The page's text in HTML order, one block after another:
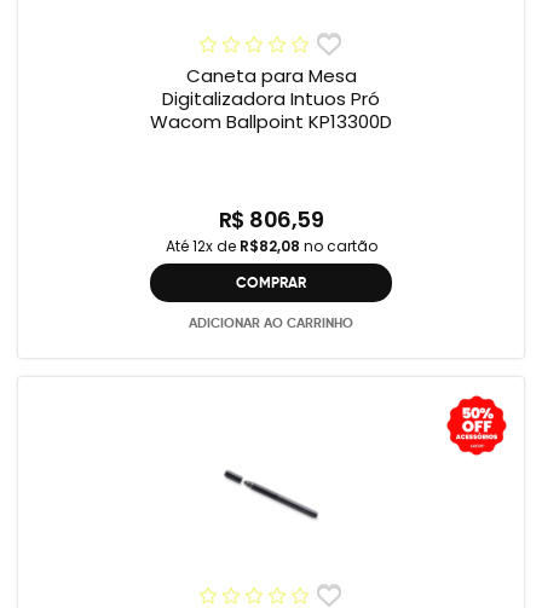
Caneta para Mesa
Digitalizadora Intuos Pró
Wacom Ballpoint KP13300D
R$ 806,59
Até 12x de R$82,08 no cartão
COMPRAR
ADICIONAR AO CARRINHO